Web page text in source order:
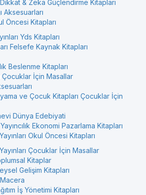
Dikkat & Zeka Güçlendirme Kitapları
Aksesuarları
Öncesi Kitapları
Yds Kitapları
Felsefe Kaynak Kitapları
Beslenme Kitapları
Çocuklar İçin Masallar
ve Çocuk Kitapları Çocuklar İçin
Dünya Edebiyati
Ekonomi Pazarlama Kitapları
Okul Öncesi Kitapları
Çocuklar İçin Masallar
Kitaplar
Gelişim Kitapları
İş Yönetimi Kitapları